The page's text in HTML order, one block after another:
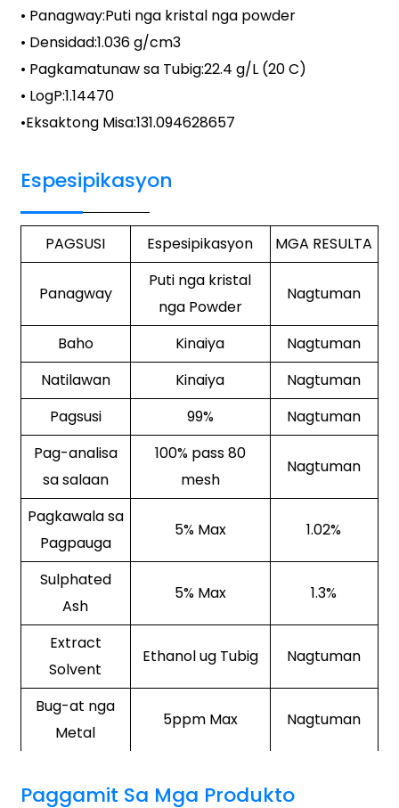
• Panagway:Puti nga kristal nga powder
• Densidad:1.036 g/cm3
• Pagkamatunaw sa Tubig:22.4 g/L (20 C)
• LogP:1.14470
•Eksaktong Misa:131.094628657
Espesipikasyon
PAGSUSI Espesipikasyon MGA RESULTA
Panagway
Puti nga kristal
nga Powder
Nagtuman
Baho Kinaiya
Nagtuman
Natilawan
Kinaiya
Nagtuman
Pagsusi
99%
Nagtuman
Pag-analisa
sa salaan
100% pass 80
mesh
Nagtuman
Pagkawala sa
Pagpauga
5% Max 1.02%
Sulphated
Ash
5% Max 1.3%
Extract
Solvent
Ethanol ug Tubig Nagtuman
Bug-at nga
Metal
5ppm Max Nagtuman
Paggamit Sa Mga Produkto